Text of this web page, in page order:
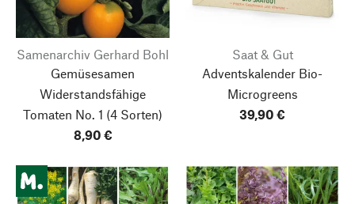
Samenarchiv Gerhard Bohl
Gemüsesamen
Widerstandsfähige
Tomaten No. 1 (4 Sorten)
8,90 €
Saat & Gut
Adventskalender Bio-
Microgreens
39,90 €